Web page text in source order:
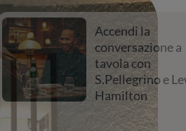
Accendi la
conversazione a
tavola con
S.Pellegrino e Lewis
Hamilton